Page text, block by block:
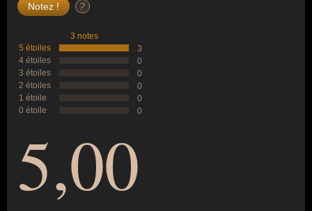
?
3 notes
5 étoiles
3
4 étoiles
0
3 étoiles
0
2 étoiles
0
1 étoile
0
0 étoile
0
5,00